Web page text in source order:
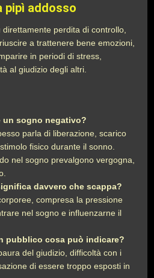
pipì addosso
perdita di controllo,
a trattenere bene emozioni,
in periodi di stress,
al giudizio degli altri.
un sogno negativo?
parla di liberazione, scarico
fisico durante il sonno.
nel sogno prevalgono vergogna,
davvero che scappa?
compresa la pressione
nel sogno e influenzarne il
pubblico cosa può indicare?
del giudizio, difficoltà con i
di essere troppo esposti in